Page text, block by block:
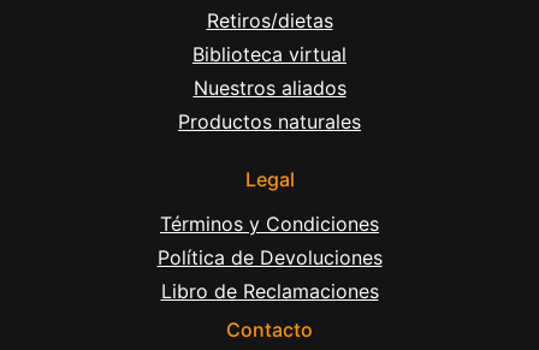
Retiros/dietas
Biblioteca virtual
Nuestros aliados
Productos naturales
Legal
Términos y Condiciones
Política de Devoluciones
Libro de Reclamaciones
Contacto